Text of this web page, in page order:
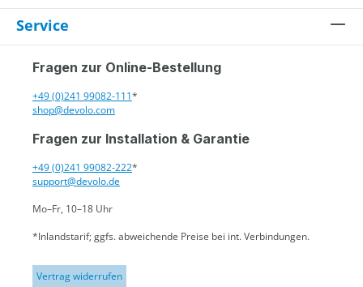
Service
Fragen zur Online-Bestellung
+49 (0)241 99082-111*
shop@devolo.com
Fragen zur Installation & Garantie
+49 (0)241 99082-222*
support@devolo.de
Mo–Fr, 10–18 Uhr
*Inlandstarif; ggfs. abweichende Preise bei int. Verbindungen.
Vertrag widerrufen